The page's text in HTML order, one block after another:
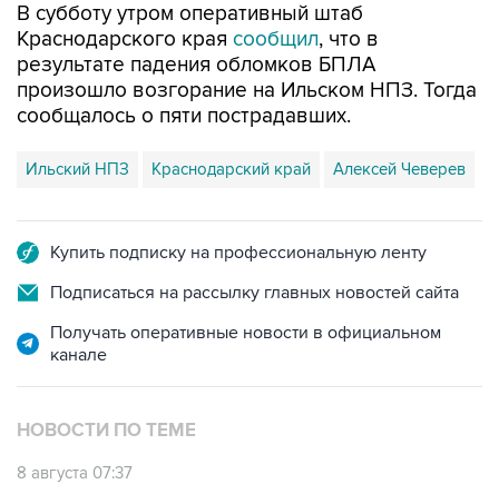
В субботу утром оперативный штаб
Краснодарского края сообщил, что в
результате падения обломков БПЛА
произошло возгорание на Ильском НПЗ. Тогда
сообщалось о пяти пострадавших.
Ильский НПЗ Краснодарский край Алексей Чеверев
Купить подписку на профессиональную ленту
Подписаться на рассылку главных новостей сайта
Получать оперативные новости в официальном
канале
НОВОСТИ ПО ТЕМЕ
8 августа 07:37